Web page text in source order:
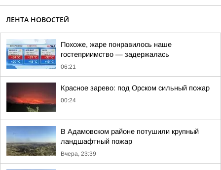
ЛЕНТА НОВОСТЕЙ
Похоже, жаре понравилось наше
гостеприимство — задержалась
06:21
Красное зарево: под Орском сильный пожар
00:24
В Адамовском районе потушили крупный
ландшафтный пожар
Вчера, 23:39